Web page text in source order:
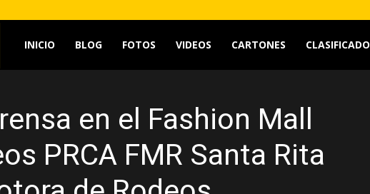
www.caballo.tv
INICIO BLOG FOTOS VIDEOS CARTONES CLASIFICADO
en el Fashion Mall
PRCA FMR Santa Rita